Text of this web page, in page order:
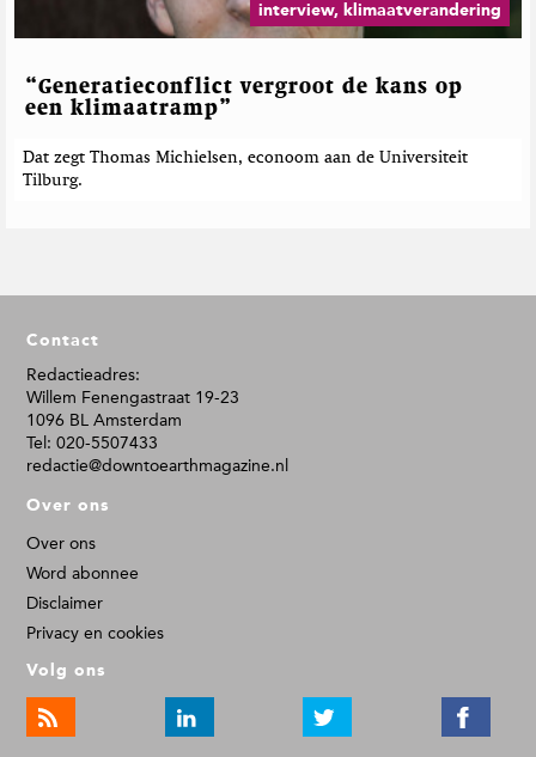
interview, klimaatverandering
“Generatieconflict vergroot de kans op
een klimaatramp”
Dat zegt Thomas Michielsen, econoom aan de Universiteit
Tilburg.
o
o
Contact
Redactieadres:
Willem Fenengastraat 19-23
1096 BL Amsterdam
Tel: 020-5507433
redactie@downtoearthmagazine.nl
Over ons
Over ons
Word abonnee
Disclaimer
Privacy en cookies
Volg ons